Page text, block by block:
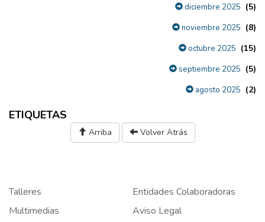
diciembre 2025 (5)
noviembre 2025 (8)
octubre 2025 (15)
septiembre 2025 (5)
agosto 2025 (2)
ETIQUETAS
Arriba Volver Atrás
Talleres
Entidades Colaboradoras
Multimedias
Aviso Legal